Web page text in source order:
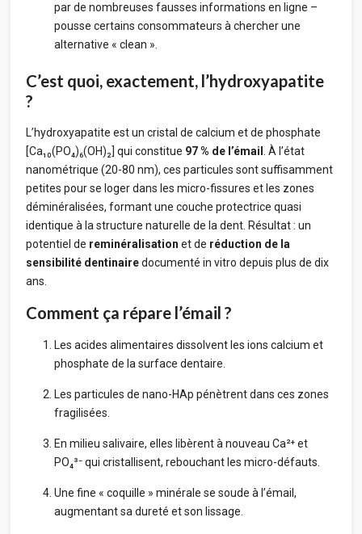
par de nombreuses fausses informations en ligne –
pousse certains consommateurs à chercher une
alternative « clean ».
C’est quoi, exactement, l’hydroxyapatite
?
L’hydroxyapatite est un cristal de calcium et de phosphate
[Ca₁₀(PO₄)₆(OH)₂] qui constitue 97 % de l’émail. À l’état
nanométrique (20-80 nm), ces particules sont suffisamment
petites pour se loger dans les micro-fissures et les zones
déminéralisées, formant une couche protectrice quasi
identique à la structure naturelle de la dent. Résultat : un
potentiel de reminéralisation et de réduction de la
sensibilité dentinairedocumenté in vitro depuis plus de dix
ans.
Comment ça répare l’émail ?
Les acides alimentaires dissolvent les ions calcium et
phosphate de la surface dentaire.
Les particules de nano-HAp pénètrent dans ces zones
fragilisées.
En milieu salivaire, elles libèrent à nouveau Ca²⁺ et
PO₄³⁻ qui cristallisent, rebouchant les micro-défauts.
Une fine « coquille » minérale se soude à l’émail,
augmentant sa dureté et son lissage.